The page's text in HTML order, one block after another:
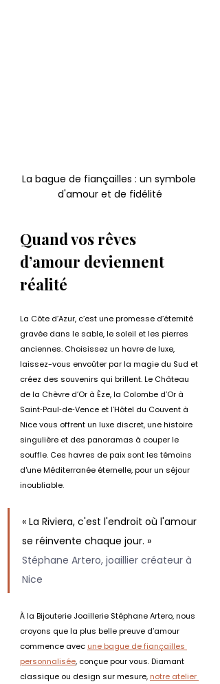
La bague de fiançailles : un symbole
d'amour et de fidélité
Quand vos rêves
d’amour deviennent
réalité
La Côte d’Azur, c’est une promesse d’éternité
gravée dans le sable, le soleil et les pierres
anciennes. Choisissez un havre de luxe,
laissez-vous envoûter par la magie du Sud et
créez des souvenirs qui brillent. Le Château
de la Chèvre d’Or à Èze, la Colombe d’Or à
Saint‑Paul‑de‑Vence et l’Hôtel du Couvent à
Nice vous offrent un luxe discret, une histoire
singulière et des panoramas à couper le
souffle. Ces havres de paix sont les témoins
d'une Méditerranée éternelle, pour un séjour
inoubliable.
« La Riviera, c'est l'endroit où l'amour
se réinvente chaque jour. »
Stéphane Artero, joaillier créateur à
Nice
À la Bijouterie Joaillerie Stéphane Artero, nous
croyons que la plus belle preuve d’amour
commence avec une bague de fiançailles
personnalisée, conçue pour vous. Diamant
classique ou design sur mesure, notre atelier